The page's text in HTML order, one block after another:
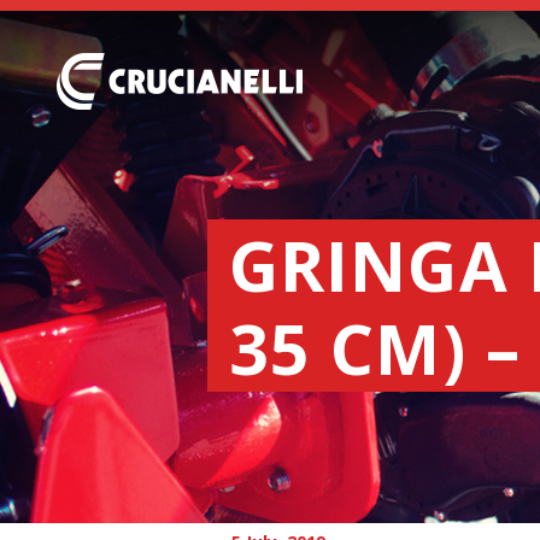
GRINGA
35 CM)